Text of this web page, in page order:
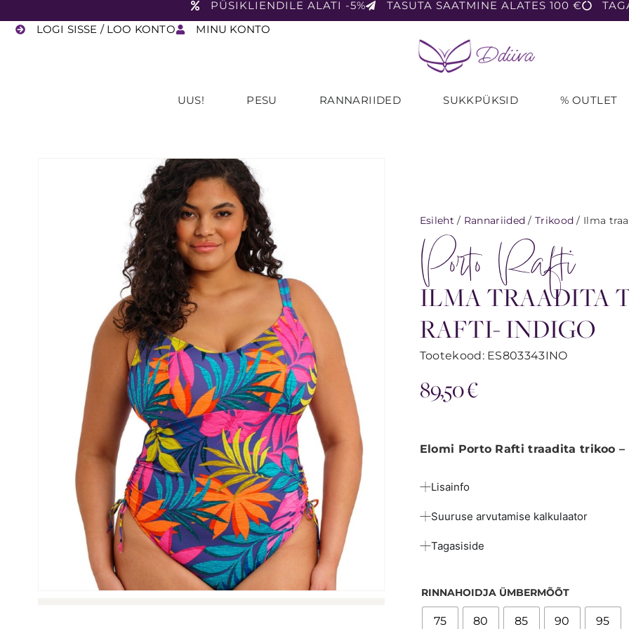
PÜSIKLIENDILE ALATI -5% TASUTA SAATMINE ALATES 100 €
LOGI SISSE / LOO KONTO
MINU KONTO
UUS! PESU RANNARIIDED SUKKPÜKSID % OUTLET
Esileht / Rannariided /Trikood / Ilma
Porto Rafti
ILMA TRAADITA
RAFTI- INDIGO
Tootekood: ES803343INO
89,50€
Elomi Porto Rafti traadita trikoo –
Lisainfo
Suuruse arvutamise kalkulaator
Tagasiside
RINNAHOIDJA ÜMBERMÕÕT
75 80 85 90 95